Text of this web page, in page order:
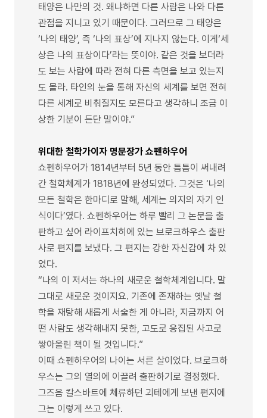
태양은 나만의 것. 왜냐하면 다른 사람은 나와 다른
관점을 지니고 있기 때문이다. 그러므로 그 태양은
‘나의 태양’, 즉 ‘나의 표상’에 지나지 않는다. 이게‘세
상은 나의 표상이다’라는 뜻이야. 같은 것을 보더라
도 보는 사람에 따라 전혀 다른 측면을 보고 있는지
도 몰라. 타인의 눈을 통해 자신의 세계를 보면 전혀
다른 세계로 비춰질지도 모른다고 생각하니 조금 이
상한 기분이 든단 말이야.”
위대한 철학가이자 명문장가 쇼펜하우어
쇼펜하우어가 1814년부터 5년 동안 틈틈이 써내려
간 철학체계가 1818년에 완성되었다. 그것은 ‘나의
모든 철학은 한마디로 말해, 세계는 의지의 자기 인
식이다’였다. 쇼펜하우어는 하루 빨리 그 논문을 출
판하고 싶어 라이프치히에 있는 브로크하우스 출판
사로 편지를 보냈다. 그 편지는 강한 자신감에 차 있
었다.
“나의 이 저서는 하나의 새로운 철학체계입니다. 말
그대로 새로운 것이지요. 기존에 존재하는 옛날 철
학을 재탕해 새롭게 서술한 게 아니라, 지금까지 어
떤 사람도 생각해내지 못한, 고도로 응집된 사고로
쌓아올린 책이 될 것입니다.”
이때 쇼펜하우어의 나이는 서른 살이었다. 브로크하
우스는 그의 열의에 이끌려 출판하기로 결정했다.
그즈음 칼스바트에 체류하던 괴테에게 보낸 편지에
그는 이렇게 쓰고 있다.